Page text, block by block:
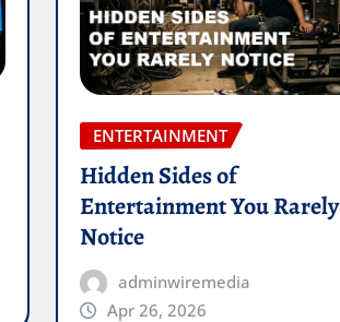
ENTERTAINMENT
Hidden Sides of
Entertainment You Rarely
Notice
adminwiremedia
Apr 26, 2026